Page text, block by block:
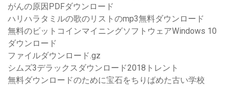
がんの原因PDFダウンロード
ハリハラタミルの歌のリストのmp3無料ダウンロード
無料のビットコインマイニングソフトウェアWindows 10
ダウンロード
ファイルダウンロード.gz
シムズ3デラックスダウンロード2018トレント
無料ダウンロードのために宝石をちりばめた古い学校